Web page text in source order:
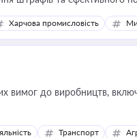
Харчова промисловість
вимог до виробництв,
Транспорт